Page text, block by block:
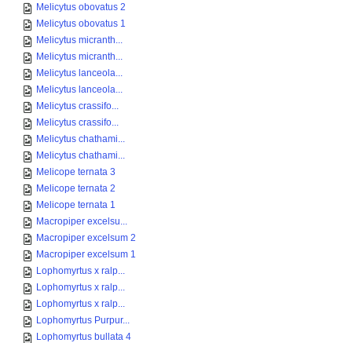
Melicytus obovatus 2
Melicytus obovatus 1
Melicytus micranth...
Melicytus micranth...
Melicytus lanceola...
Melicytus lanceola...
Melicytus crassifo...
Melicytus crassifo...
Melicytus chathami...
Melicytus chathami...
Melicope ternata 3
Melicope ternata 2
Melicope ternata 1
Macropiper excelsu...
Macropiper excelsum 2
Macropiper excelsum 1
Lophomyrtus x ralp...
Lophomyrtus x ralp...
Lophomyrtus x ralp...
Lophomyrtus Purpur...
Lophomyrtus bullata 4